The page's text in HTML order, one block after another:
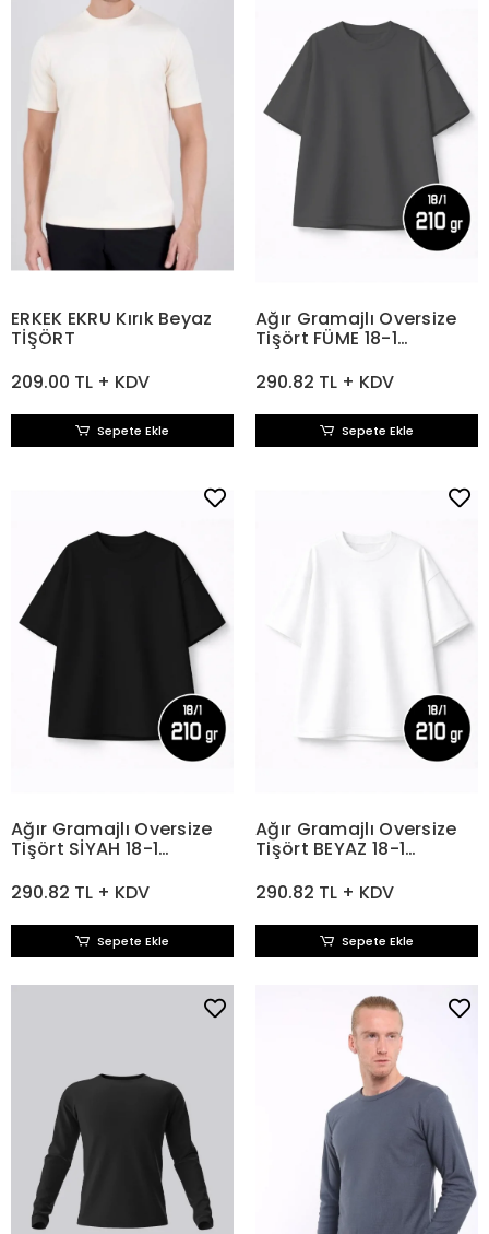
ERKEK EKRU Kırık Beyaz
TİŞÖRT
209.00 TL + KDV
Sepete Ekle
Ağır Gramajlı Oversize
Tişört FÜME 18-1
290.82 TL + KDV
Sepete Ekle
Ağır Gramajlı Oversize
Tişört SİYAH 18-1
290.82 TL + KDV
Sepete Ekle
Ağır Gramajlı Oversize
Tişört BEYAZ 18-1
290.82 TL + KDV
Sepete Ekle